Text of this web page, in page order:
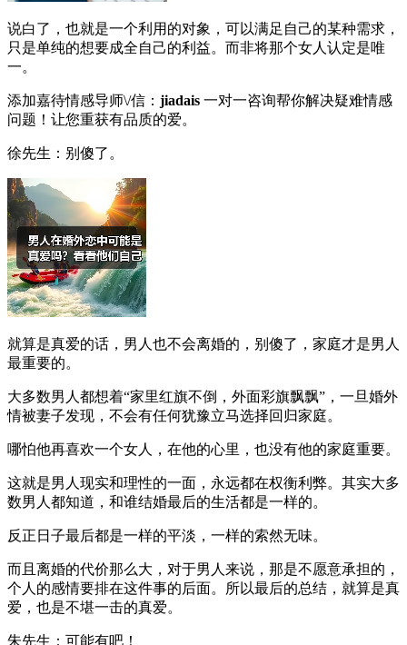
说白了，也就是一个利用的对象，可以满足自己的某种需求，
只是单纯的想要成全自己的利益。而非将那个女人认定是唯
一。
添加嘉待情感导师\/信： jiadais 一对一咨询帮你解决疑难情感
问题！让您重获有品质的爱。
徐先生：别傻了。
就算是真爱的话，男人也不会离婚的，别傻了，家庭才是男人
最重要的。
大多数男人都想着“家里红旗不倒，外面彩旗飘飘”，一旦婚外
情被妻子发现，不会有任何犹豫立马选择回归家庭。
哪怕他再喜欢一个女人，在他的心里，也没有他的家庭重要。
这就是男人现实和理性的一面，永远都在权衡利弊。其实大多
数男人都知道，和谁结婚最后的生活都是一样的。
反正日子最后都是一样的平淡，一样的索然无味。
而且离婚的代价那么大，对于男人来说，那是不愿意承担的，
个人的感情要排在这件事的后面。所以最后的总结，就算是真
爱，也是不堪一击的真爱。
朱先生：可能有吧！